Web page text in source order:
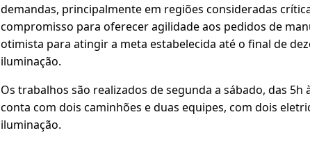
demandas, principalmente em regiões consideradas
compromisso para oferecer agilidade aos pedidos de
otimista para atingir a meta estabelecida até o final de
iluminação.
Os trabalhos são realizados de segunda a sábado, das
conta com dois caminhões e duas equipes, com dois
iluminação.